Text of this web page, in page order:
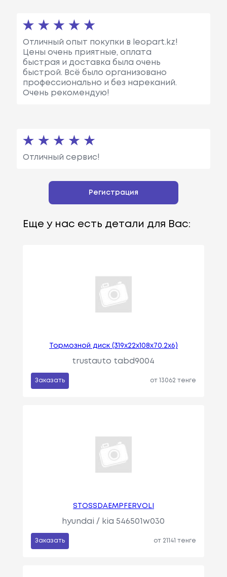
Отличный опыт покупки в leopart.kz!
Цены очень приятные, оплата
быстрая и доставка была очень
быстрой. Всё было организовано
профессионально и без нареканий.
Очень рекомендую!
Отличный сервис!
Регистрация
Еще у нас есть детали для Вас:
Тормозной диск (319x22x108x70.2x6)
trustauto tabd9004
Заказать от 13062 тенге
STOSSDAEMPFERVOLI
hyundai / kia 546501w030
Заказать от 21141 тенге